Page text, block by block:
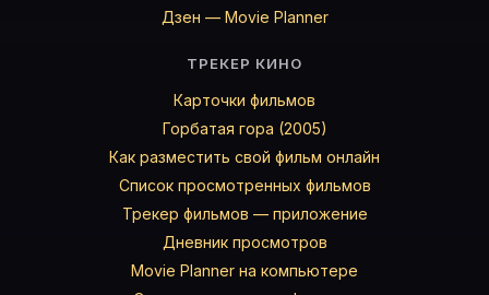
Дзен — Movie Planner
ТРЕКЕР КИНО
Карточки фильмов
Горбатая гора (2005)
Как разместить свой фильм онлайн
Список просмотренных фильмов
Трекер фильмов — приложение
Дневник просмотров
Movie Planner на компьютере